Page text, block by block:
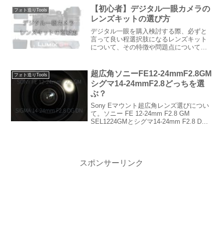
（TAMRON)・・17-28mm F/2.8 Di...
フォト造りTools
【初心者】デジタル一眼カメラの
レンズキットの選び方
デジタル一眼を購入検討する際、必ずと
言って良い程選択肢になるレンズキット
について、その特徴や問題点について書
フォト造りTools
超広角ソニーFE12-24mmF2.8GM
シグマ14-24mmF2.8どっちを選
ぶ？
Sony Eマウント超広角レンズ選びについ
て。ソニー FE 12-24mm F2.8 GM
SEL1224GMとシグマ14-24mm F2.8 DG
ンズです。
スポンサーリンク